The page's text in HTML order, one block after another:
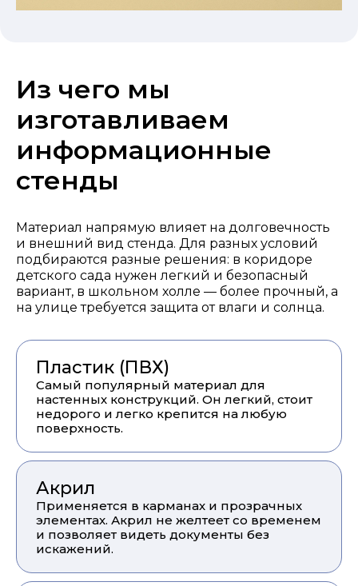
Из чего мы
изготавливаем
информационные
стенды
Материал напрямую влияет на долговечность
и внешний вид стенда. Для разных условий
подбираются разные решения: в коридоре
детского сада нужен легкий и безопасный
вариант, в школьном холле — более прочный, а
на улице требуется защита от влаги и солнца.
Пластик (ПВХ)
Самый популярный материал для
настенных конструкций. Он легкий, стоит
недорого и легко крепится на любую
поверхность.
Акрил
Применяется в карманах и прозрачных
элементах. Акрил не желтеет со временем
и позволяет видеть документы без
искажений.